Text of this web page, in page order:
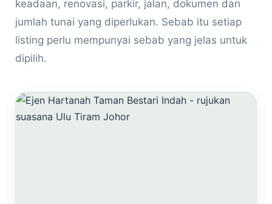
keadaan, renovasi, parkir, jalan, dokumen dan
jumlah tunai yang diperlukan. Sebab itu setiap
listing perlu mempunyai sebab yang jelas untuk
dipilih.